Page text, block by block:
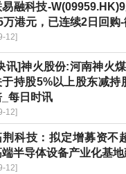
易融科技-
万港元，已连续2日回购
12]
讯]神火股份:河南神火
于持股5%以上股东减持
_每日时讯
12]
荆科技：拟定增募资不
端半导体设备产业化基
12]